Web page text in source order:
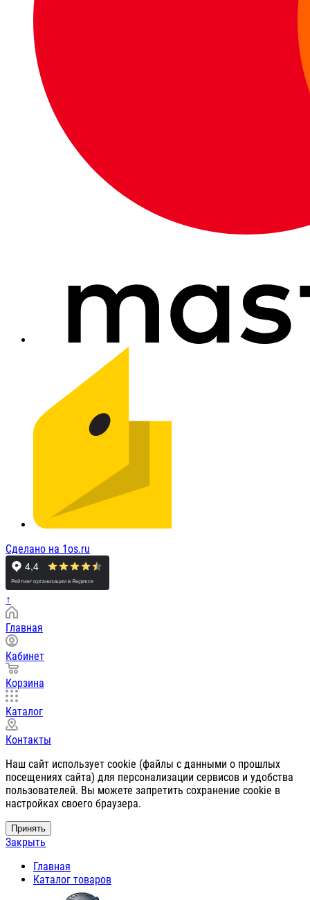
Сделано на 1os.ru
↑
Главная
Кабинет
Корзина
Каталог
Контакты
Наш сайт использует cookie (файлы с данными о прошлых
посещениях сайта) для персонализации сервисов и удобства
пользователей. Вы можете запретить сохранение cookie в
настройках своего браузера.
Принять
Закрыть
Главная
Каталог товаров